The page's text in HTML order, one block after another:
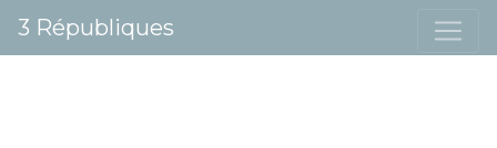
3 Républiques